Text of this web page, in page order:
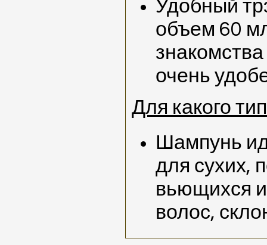
Удобный
объем 60
очень
Для какого
Шампунь
для сухих,
вьющихся
волос,